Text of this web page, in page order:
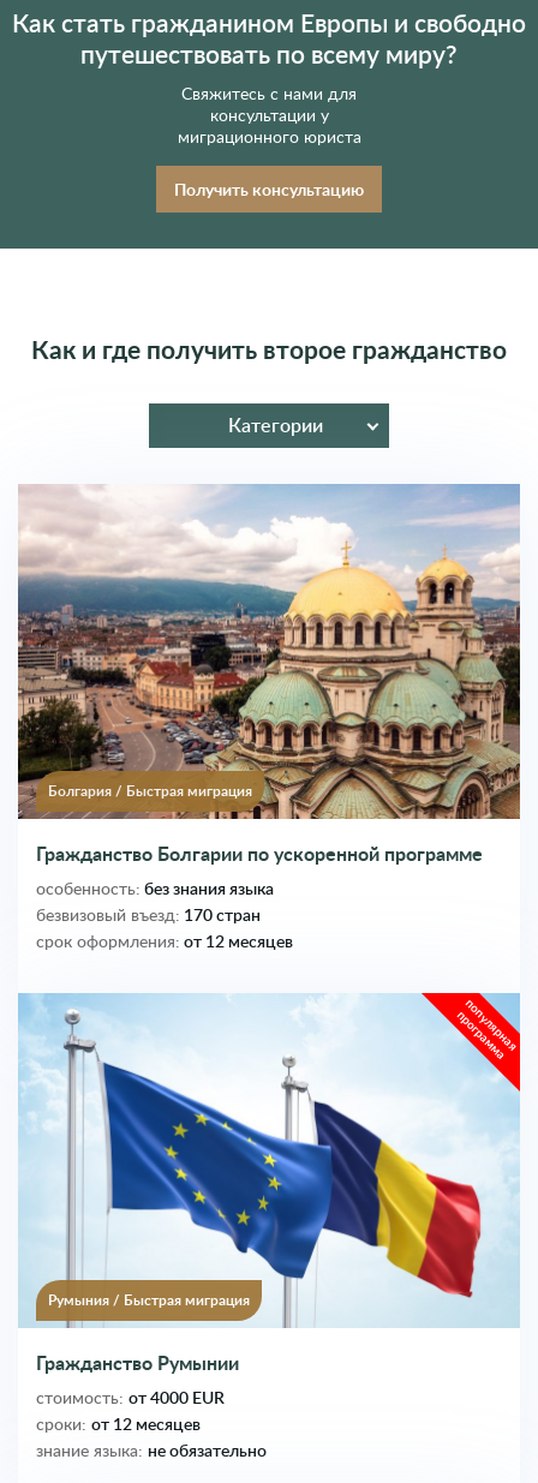
Как стать гражданином Европы и свободно
путешествовать по всему миру?
Свяжитесь с нами для
консультации у
миграционного юриста
Получить консультацию
Как и где получить второе гражданство
Категории
Болгария / Быстрая миграция
Гражданство Болгарии по ускоренной программе
особенность: без знания языка
безвизовый въезд: 170 стран
срок оформления: от 12 месяцев
популярная
программа
Румыния / Быстрая миграция
Гражданство Румынии
стоимость: от 4000 EUR
сроки: от 12 месяцев
знание языка: не обязательно